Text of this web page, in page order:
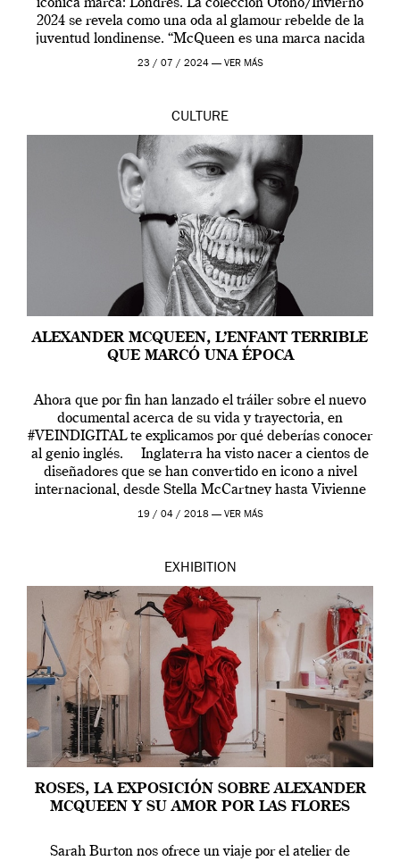
icónica marca: Londres. La colección Otoño/Invierno
2024 se revela como una oda al glamour rebelde de la
juventud londinense. “McQueen es una marca nacida
en Londres y siempre ha […]
23 / 07 / 2024 — VER MÁS
CULTURE
ALEXANDER MCQUEEN, L’ENFANT TERRIBLE
QUE MARCÓ UNA ÉPOCA
Ahora que por fin han lanzado el tráiler sobre el nuevo
documental acerca de su vida y trayectoria, en
#VEINDIGITAL te explicamos por qué deberías conocer
al genio inglés. Inglaterra ha visto nacer a cientos de
diseñadores que se han convertido en icono a nivel
internacional, desde Stella McCartney hasta Vivienne
Westwood pasando […]
19 / 04 / 2018 — VER MÁS
EXHIBITION
ROSES, LA EXPOSICIÓN SOBRE ALEXANDER
MCQUEEN Y SU AMOR POR LAS FLORES
Sarah Burton nos ofrece un viaje por el atelier de